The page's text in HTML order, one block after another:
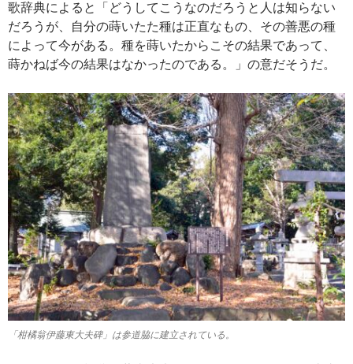
歌辞典によると「どうしてこうなのだろうと人は知らない
だろうが、自分の蒔いたた種は正直なもの、その善悪の種
によって今がある。種を蒔いたからこその結果であって、
蒔かねば今の結果はなかったのである。」の意だそうだ。
「柑橘翁伊藤東大夫碑」は参道脇に建立されている。